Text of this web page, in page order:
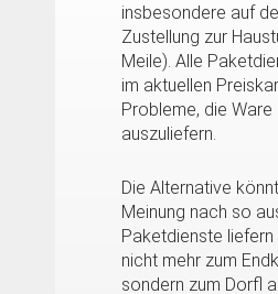
insbesondere auf
Zustellung zur
Meile). Alle
im aktuellen
Probleme, die Ware
auszuliefern.
Die Alternative
Meinung nach so
Paketdienste liefern
nicht mehr zum
sondern zum Dorfl